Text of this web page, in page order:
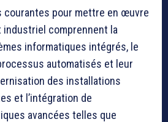
courantes pour mettre en œuvre
comprennent la
informatiques intégrés, le
automatisés et leur
des installations
et l’intégration de
avancées telles que